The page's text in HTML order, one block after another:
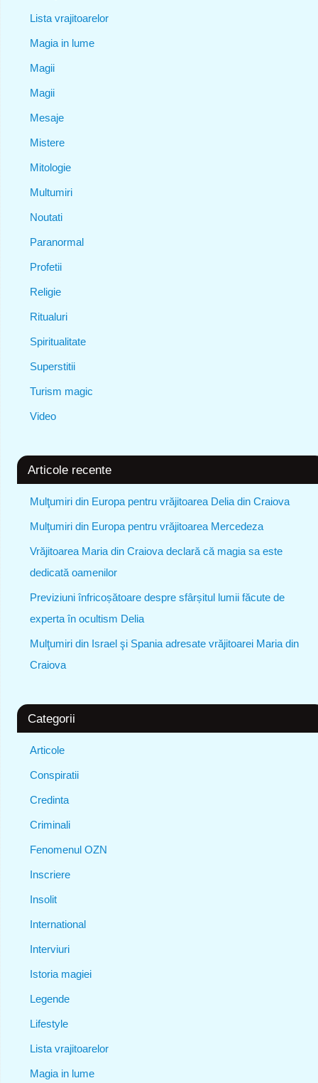
Lista vrajitoarelor
Magia in lume
Magii
Magii
Mesaje
Mistere
Mitologie
Multumiri
Noutati
Paranormal
Profetii
Religie
Ritualuri
Spiritualitate
Superstitii
Turism magic
Video
Articole recente
Mulţumiri din Europa pentru vrăjitoarea Delia din Craiova
Mulţumiri din Europa pentru vrăjitoarea Mercedeza
Vrăjitoarea Maria din Craiova declară că magia sa este
dedicată oamenilor
Previziuni înfricoșătoare despre sfârșitul lumii făcute de
experta în ocultism Delia
Mulţumiri din Israel şi Spania adresate vrăjitoarei Maria din
Craiova
Categorii
Articole
Conspiratii
Credinta
Criminali
Fenomenul OZN
Inscriere
Insolit
International
Interviuri
Istoria magiei
Legende
Lifestyle
Lista vrajitoarelor
Magia in lume